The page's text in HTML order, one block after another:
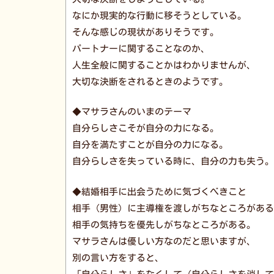
なにか現実的な行動に移そうとしている。
そんな感じの現状がありそうです。
パートナーに関することなのか、
人生全般に関することかはわかりませんが、
大切な決断をされるときのようです。
◆マサラさんのいまのテーマ
自分らしさこそが自分の力になる。
自分を満たすことが自分の力になる。
自分らしさを失っている時に、自分の力も失う。
◆結婚相手に出会うために気づくべきこと
相手（男性）に主導権を渡しがちなところがあ
相手の気持ちを優先しがちなところがある。
マサラさんは優しい方なのだと思いますが、
別の言い方をすると、